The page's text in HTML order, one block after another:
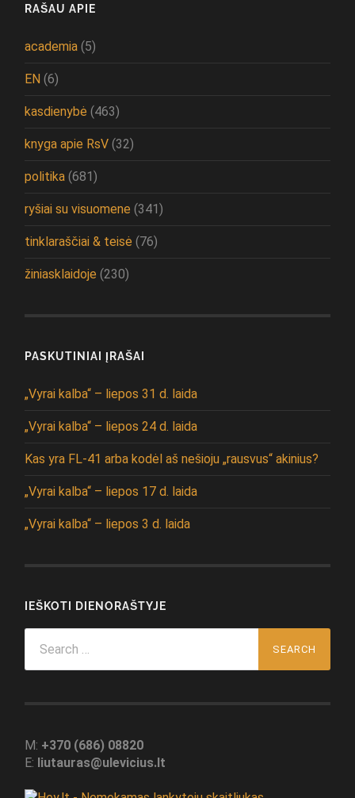
RAŠAU APIE
academia (5)
EN (6)
kasdienybė (463)
knyga apie RsV (32)
politika (681)
ryšiai su visuomene (341)
tinklaraščiai & teisė (76)
žiniasklaidoje (230)
PASKUTINIAI ĮRAŠAI
„Vyrai kalba“ – liepos 31 d. laida
„Vyrai kalba“ – liepos 24 d. laida
Kas yra FL-41 arba kodėl aš nešioju „rausvus“ akinius?
„Vyrai kalba“ – liepos 17 d. laida
„Vyrai kalba“ – liepos 3 d. laida
IEŠKOTI DIENORAŠTYJE
for:
M: +370 (686) 08820
E: liutauras@ulevicius.lt